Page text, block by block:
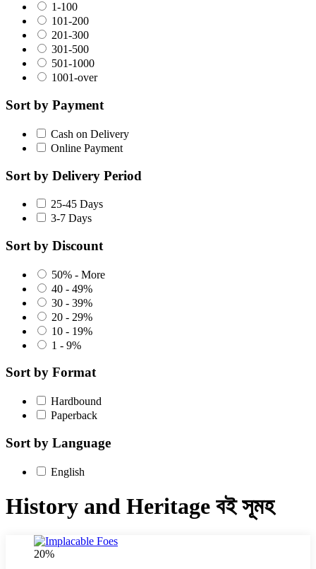
1-100
101-200
201-300
301-500
501-1000
1001-over
Sort by Payment
Cash on Delivery
Online Payment
Sort by Delivery Period
25-45 Days
3-7 Days
Sort by Discount
50% - More
40 - 49%
30 - 39%
20 - 29%
10 - 19%
1 - 9%
Sort by Format
Hardbound
Paperback
Sort by Language
English
History and Heritage বই সূমহ
20%